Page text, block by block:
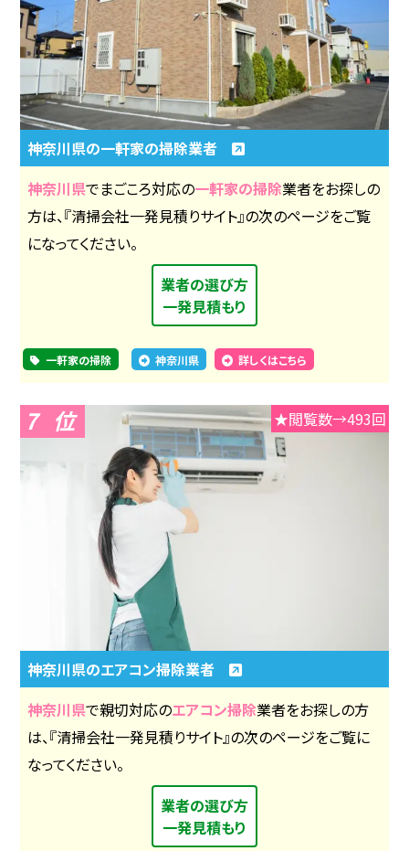
神奈川県の一軒家の掃除業者
神奈川県でまごころ対応の一軒家の掃除業者をお探しの
方は、『清掃会社一発見積りサイト』の次のページをご覧
になってください。
業者の選び方
一発見積もり
一軒家の掃除 神奈川県 詳しくはこちら
7 ★閲覧数→493回
神奈川県のエアコン掃除業者
神奈川県で親切対応のエアコン掃除業者をお探しの方
は、『清掃会社一発見積りサイト』の次のページをご覧に
なってください。
業者の選び方
一発見積もり